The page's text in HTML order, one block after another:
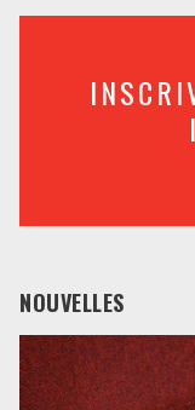
NOUVELLES